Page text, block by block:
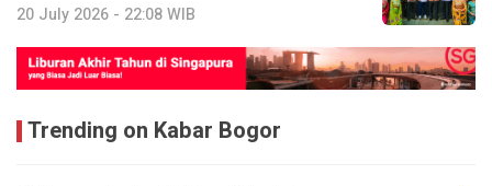
20 July 2026 - 22:08 WIB
Trending on Kabar Bogor